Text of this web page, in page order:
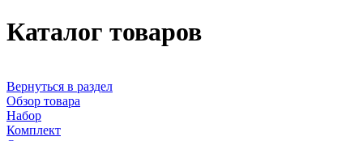
Каталог товаров
Вернуться в раздел
Обзор товара
Набор
Комплект